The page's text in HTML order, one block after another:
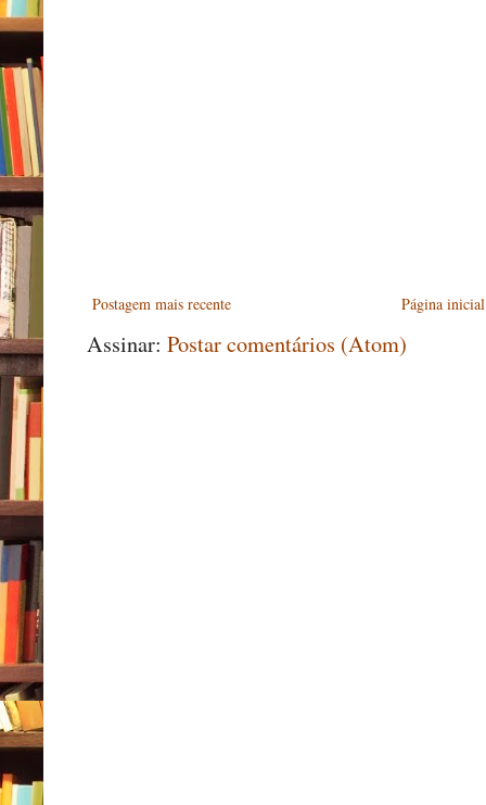
Postagem mais recente Página inicial
Assinar: Postar comentários (Atom)